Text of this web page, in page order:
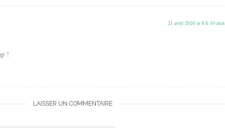
21 avril 2020 at 8 h 10 min
!
LAISSER UN COMMENTAIRE